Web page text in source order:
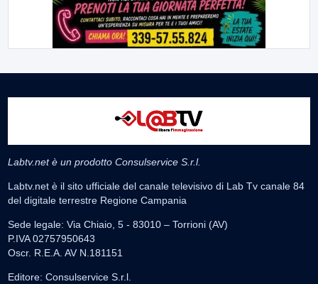
Labtv.net è un prodotto Consulservice S.r.l.
Labtv.net è il sito ufficiale del canale televisivo di Lab Tv canale 84
del digitale terrestre Regione Campania
Sede legale: Via Chiaio, 5 - 83010 – Torrioni (AV)
P.IVA 02757950643
Oscr. R.E.A. AV N.181151
Editore: Consulservice S.r.l.